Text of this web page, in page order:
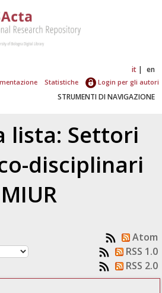
it en
Statistiche Login per gli autori
STRUMENTI DI NAVIGAZIONE
lista: Settori
disciplinari
MIUR
Atom
RSS 1.0
RSS 2.0